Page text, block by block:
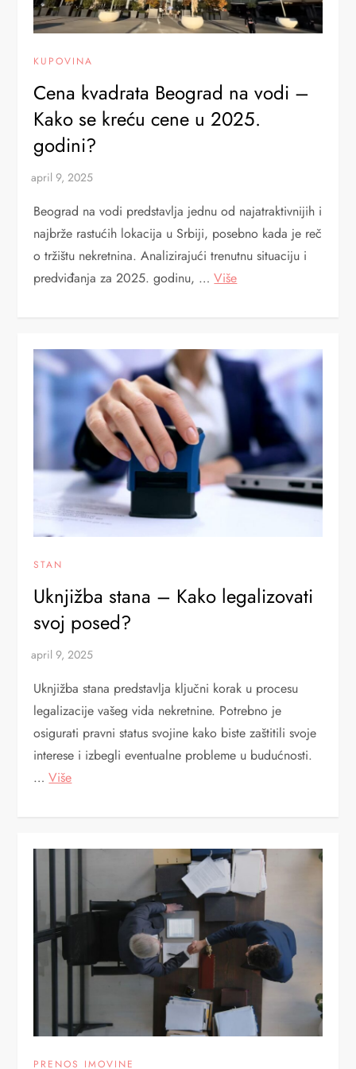
KUPOVINA
Cena kvadrata Beograd na vodi –
Kako se kreću cene u 2025.
godini?
Beograd na vodi predstavlja jednu od najatraktivnijih i
najbrže rastućih lokacija u Srbiji, posebno kada je reč
o tržištu nekretnina. Analizirajući trenutnu situaciju i
predviđanja za 2025. godinu, …Više
STAN
Uknjižba stana – Kako legalizovati
svoj posed?
Uknjižba stana predstavlja ključni korak u procesu
legalizacije vašeg vida nekretnine. Potrebno je
osigurati pravni status svojine kako biste zaštitili svoje
interese i izbegli eventualne probleme u budućnosti.
…Više
PRENOS IMOVINE